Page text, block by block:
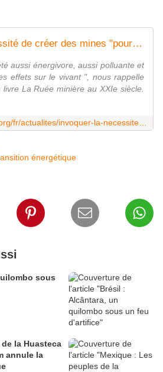
" Invoquer la nécessité de créer des mines "pour la transition" est très hypocrite "
aussi énergivore, aussi polluante et
effets sur le vivant ", nous rappelle
La Ruée minière au XXIe siècle.
énergétique
sous
la Huasteca
annule la